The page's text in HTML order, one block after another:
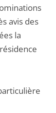
avis des
la